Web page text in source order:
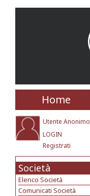
Home
Utente Anonimo
LOGIN
Registrati
Società
Elenco Società
Comunicati Società